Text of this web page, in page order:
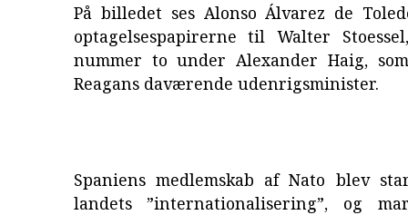
På billedet ses Alonso Álvarez de
optagelsespapirerne til Walter
nummer to under Alexander Haig,
Reagans daværende udenrigsminister.
Spaniens medlemskab af Nato blev
landets ”internationalisering”, og